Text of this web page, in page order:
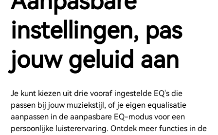
instellingen, pas
jouw geluid aan
Je kunt kiezen uit drie vooraf ingestelde EQ's die
passen bij jouw muziekstijl, of je eigen equalisatie
aanpassen in de aanpasbare EQ-modus voor een
persoonlijke luisterervaring. Ontdek meer functies in de